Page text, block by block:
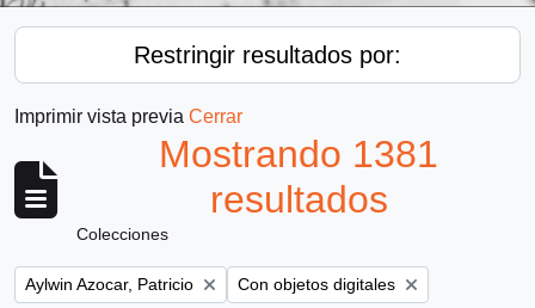
Restringir resultados por:
Imprimir vista previa Cerrar
Mostrando 1381
resultados
Colecciones
Remove filter:
Aylwin Azocar, Patricio Remove filter:
Con objetos digitales